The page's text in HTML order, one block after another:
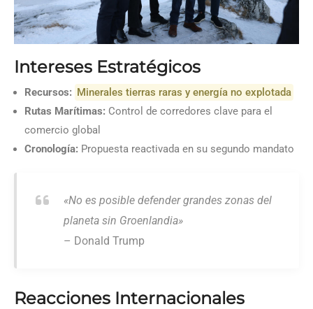
Intereses Estratégicos
Recursos: Minerales tierras raras y energía no explotada
Rutas Marítimas: Control de corredores clave para el
comercio global
Cronología: Propuesta reactivada en su segundo mandato
«No es posible defender grandes zonas del
planeta sin Groenlandia»
– Donald Trump
Reacciones Internacionales